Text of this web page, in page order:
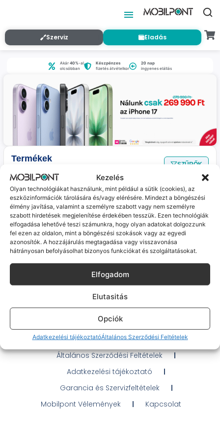
Kezelés
Olyan technológiákat használunk, mint például a sütik (cookies), az
eszközinformációk tárolására és/vagy elérésére. Mindezt a böngészési
élmény javítása, valamint a személyre szabott vagy nem személyre
szabott hirdetések megjelenítése érdekében tesszük. Ezen technológiák
elfogadása lehetővé teszi számunkra, hogy olyan adatokat dolgozzunk
fel ezen az oldalon, mint a böngészési szokások vagy az egyedi
azonosítók. A hozzájárulás megtagadása vagy visszavonása
hátrányosan befolyásolhat bizonyos funkciókat és szolgáltatásokat.
Elfogadom
Elutasitás
Opciók
Adatkezelési tájékoztatóÁltalános Szerződési Feltételek
Szerviz Eladás
Akár40%-al
olcsóbban
Készpénzes
fizetés átvételkor
20 nap
ingyenes elállás
Termékek
SZŰRŐK
Jelenleg nincs ilyen termékünk :(
Gyakran Ismételt Kérdések
Probléma jelentés / Elállás
OTP Áruhitel Tájékoztató
Klarna fizetési tájékoztató
Általános Szerződési Feltételek
Adatkezelési tájékoztató
Garancia és Szervizfeltételek
Mobilpont Vélemények
Kapcsolat